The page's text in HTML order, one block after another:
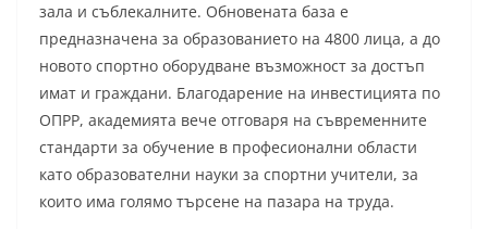
зала и съблекалните. Обновената база е
предназначена за образованието на 4800 лица, а до
новото спортно оборудване възможност за достъп
имат и граждани. Благодарение на инвестицията по
ОПРР, академията вече отговаря на съвременните
стандарти за обучение в професионални области
като образователни науки за спортни учители, за
които има голямо търсене на пазара на труда.